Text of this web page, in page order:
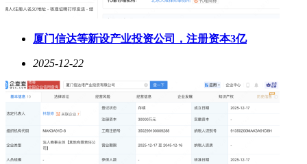
厦门信达等新设产业投资公司，注册资本3亿
2025-12-22